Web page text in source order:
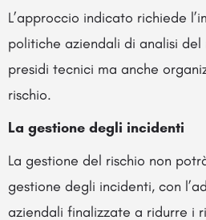
L’approccio indicato richiede
politiche aziendali di analisi del
presidi tecnici ma anche
rischio.
La gestione degli incidenti
La gestione del rischio non
gestione degli incidenti, con
aziendali finalizzate a ridurre i